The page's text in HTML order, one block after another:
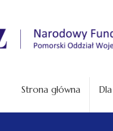
Strona główna